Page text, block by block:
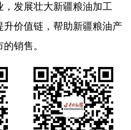
，发展壮大新疆粮油加工
升价值链，帮助新疆粮油产
销售。